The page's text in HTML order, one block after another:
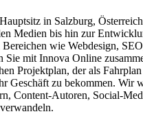
in Salzburg,
Medien bis hin zur
wie Webdesign,
mit Innova Online
Projektplan, der als
zu bekommen.
Content-Autoren, Social-